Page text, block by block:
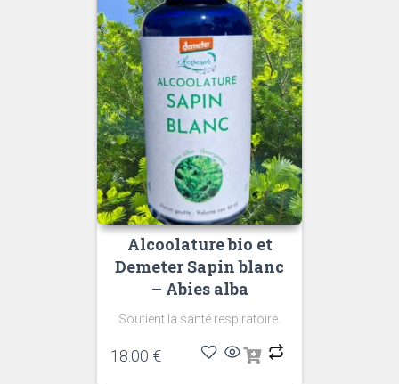
Alcoolature bio et
Demeter Sapin blanc
– Abies alba
Soutient la santé respiratoire.
18.00 €